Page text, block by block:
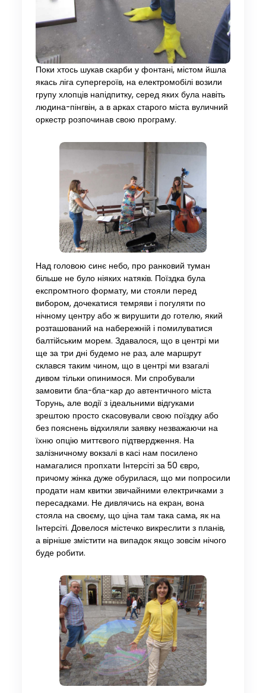
Поки хтось шукав скарби у фонтані, містом йшла
якась ліга супергероїв, на електромобілі возили
групу хлопців напідпитку, серед яких була навіть
людина-пінгвін, а в арках старого міста вуличний
оркестр розпочинав свою програму.
Над головою синє небо, про ранковий туман
більше не було ніяких натяків. Поїздка була
експромтного формату, ми стояли перед
вибором, дочекатися темряви і погуляти по
нічному центру або ж вирушити до готелю, який
розташований на набережній і помилуватися
балтійським морем. Здавалося, що в центрі ми
ще за три дні будемо не раз, але маршрут
склався таким чином, що в центрі ми взагалі
дивом тільки опинимося. Ми спробували
замовити бла-бла-кар до автентичного міста
Торунь, але водії з ідеальними відгуками
зрештою просто скасовували свою поїздку або
без пояснень відхиляли заявку незважаючи на
їхню опцію миттєвого підтвердження. На
залізничному вокзалі в касі нам посилено
намагалися пропхати Інтерсіті за 50 євро,
причому жінка дуже обурилася, що ми попросили
продати нам квитки звичайними електричками з
пересадками. Не дивлячись на екран, вона
стояла на своєму, що ціна там така сама, як на
Інтерсіті. Довелося містечко викреслити з планів,
а вірніше змістити на випадок якщо зовсім нічого
буде робити.